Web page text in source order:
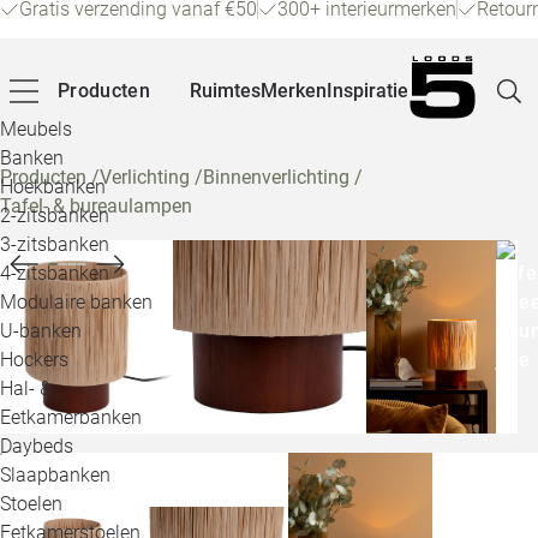
Gratis verzending vanaf €50 300+ interieurmerken
Producten
Meubels
Banken
Hoekbanken
2-zitsbanken
3-zitsbanken
4-zitsbanken
Modulaire banken
U-banken
Hockers
Hal- &
Eetkamerbanken
Daybeds
Slaapbanken
Stoelen
Eetkamerstoelen
RuimtesMerkenInspiratie
Producten/Verlichting /Binnenverlichting /
Tafel- & bureaulampen